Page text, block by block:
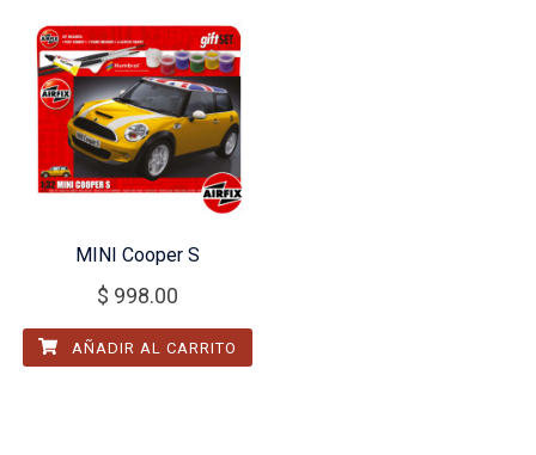
MINI Cooper S
$ 998.00
AÑADIR AL CARRITO